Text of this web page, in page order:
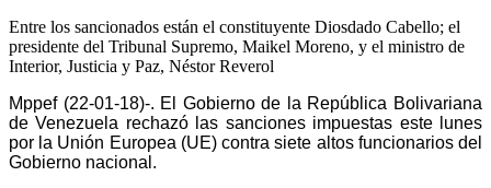
Entre los sancionados están el constituyente Diosdado Cabello; el
presidente del Tribunal Supremo, Maikel Moreno, y el ministro de
Interior, Justicia y Paz, Néstor Reverol
Mppef (22-01-18)-. El Gobierno de la República Bolivariana
de Venezuela rechazó las sanciones impuestas este lunes
por la Unión Europea (UE) contra siete altos funcionarios del
Gobierno nacional.